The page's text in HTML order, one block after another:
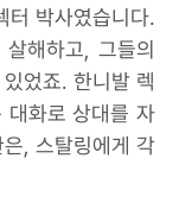
터 박사였습니다.
해하고, 그들의
었죠. 한니발 렉
대화로 상대를 자
, 스탈링에게 각